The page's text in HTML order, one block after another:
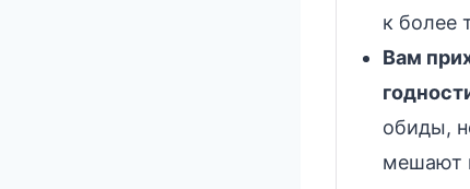
к более
Вам
обиды,
мешают